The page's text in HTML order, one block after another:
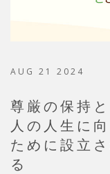
AUG 21 2024
尊厳の保持
人の人生に
ために設立
る